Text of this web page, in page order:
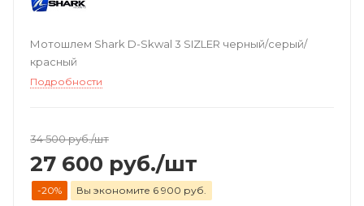
Мотошлем Shark D-Skwal 3 SIZLER черный/серый/
красный
Подробности
34 500руб./шт
27 600 руб./шт
-20% Вы экономите 6 900 руб.